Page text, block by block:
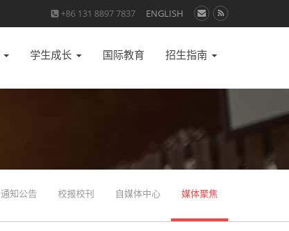
+86 131 8897 7837 ENGLISH
学生成长 国际教育 招生指南
通知公告 校报校刊 自媒体中心 媒体聚焦